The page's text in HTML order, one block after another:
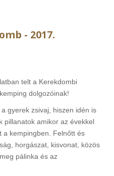
- 2017.
telt a Kerekdombi
dolgozóinak!
gyerek zsivaj, hiszen idén is
pillanatok amikor az évekkel
a kempingben. Felnőtt és
horgászat, kisvonat, közös
pálinka és az